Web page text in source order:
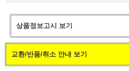
상품정보고시 보기
교환/반품/취소 안내 보기